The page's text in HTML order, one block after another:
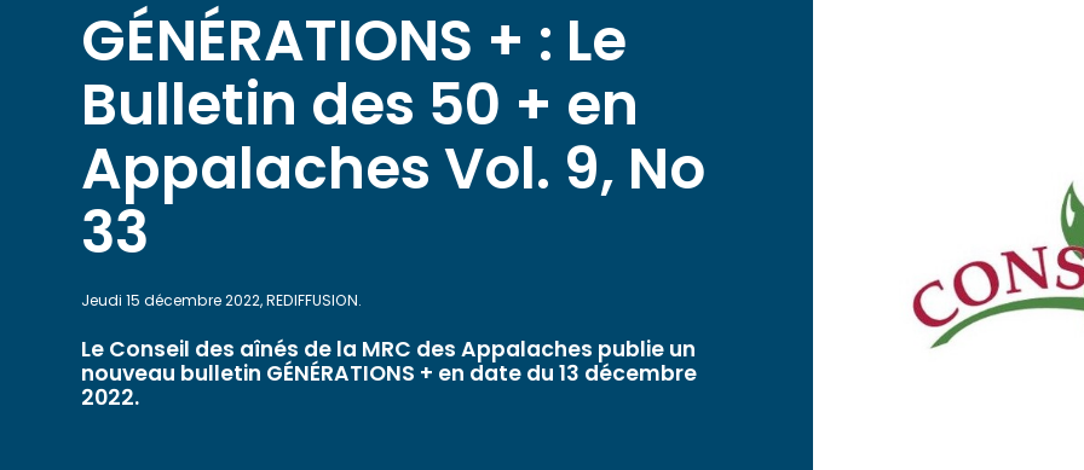
GÉNÉRATIONS + : Le
Bulletin des 50 + en
Appalaches Vol. 9, No
33
Jeudi 15 décembre 2022, REDIFFUSION.
Le Conseil des aînés de la MRC des Appalaches publie un
nouveau bulletin GÉNÉRATIONS + en date du 13 décembre
2022.